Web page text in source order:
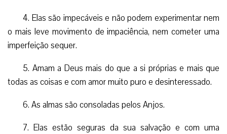
4. Elas são impecáveis e não podem experimentar nem
o mais leve movimento de impaciência, nem cometer uma
imperfeição sequer.
5. Amam a Deus mais do que a si próprias e mais que
todas as coisas e com amor muito puro e desinteressado.
6. As almas são consoladas pelos Anjos.
7. Elas estão seguras da sua salvação e com uma